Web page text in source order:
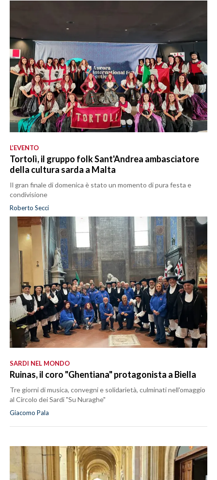
L’EVENTO
Tortolì, il gruppo folk Sant'Andrea ambasciatore
della cultura sarda a Malta
Il gran finale di domenica è stato un momento di pura festa e
condivisione
Roberto Secci
SARDI NEL MONDO
Ruinas, il coro "Ghentiana" protagonista a Biella
Tre giorni di musica, convegni e solidarietà, culminati nell'omaggio
al Circolo dei Sardi "Su Nuraghe"
Giacomo Pala